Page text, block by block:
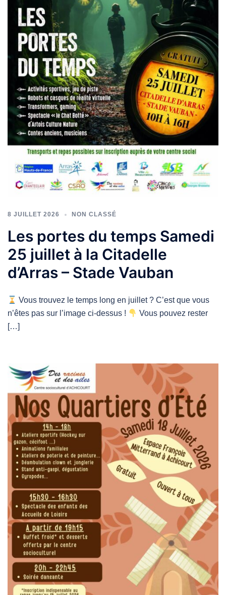
8 JUILLET 2026 NON CLASSÉ
Les portes du temps Samedi
25 juillet à la Citadelle
d’Arras – Stade Vauban
Vous trouvez le temps long en juillet ? C’est que vous
n’êtes pas sur l’image ci-dessus !
Vous pouvez rester
[…]